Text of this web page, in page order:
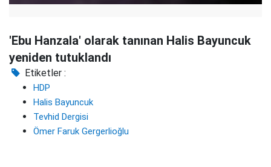
'Ebu Hanzala' olarak tanınan Halis Bayuncuk
yeniden tutuklandı
Etiketler :
HDP
Halis Bayuncuk
Tevhid Dergisi
Ömer Faruk Gergerlioğlu